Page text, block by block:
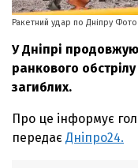
Ракетний удар по Дніпру
У Дніпрі
ранкового
загиблих.
Про це інформує
передає Дніпро24.